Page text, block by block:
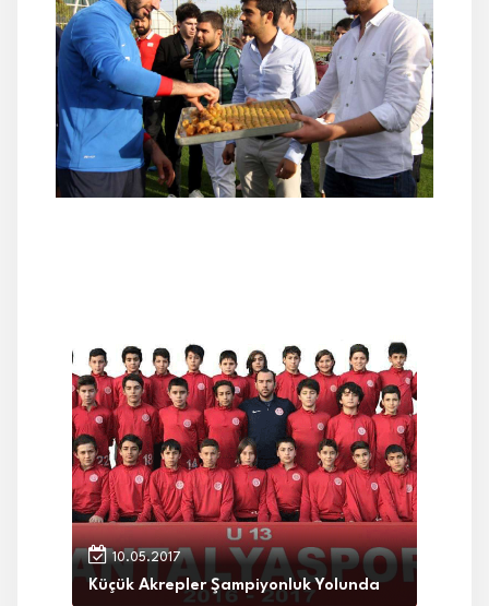
10.05.2017
Küçük Akrepler Şampiyonluk Yolunda